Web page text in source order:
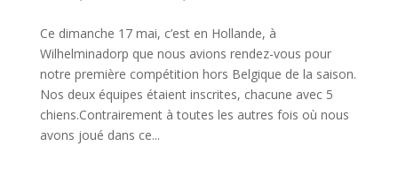
Ce dimanche 17 mai, c’est en Hollande, à
Wilhelminadorp que nous avions rendez-vous pour
notre première compétition hors Belgique de la saison.
Nos deux équipes étaient inscrites, chacune avec 5
chiens.Contrairement à toutes les autres fois où nous
avons joué dans ce...